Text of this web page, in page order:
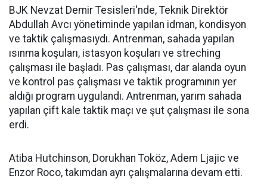
BJK Nevzat Demir Tesisleri'nde, Teknik Direktör
Abdullah Avcı yönetiminde yapılan idman, kondisyon
ve taktik çalışmasıydı. Antrenman, sahada yapılan
ısınma koşuları, istasyon koşuları ve streching
çalışması ile başladı. Pas çalışması, dar alanda oyun
ve kontrol pas çalışması ve taktik programının yer
aldığı program uygulandı. Antrenman, yarım sahada
yapılan çift kale taktik maçı ve şut çalışması ile sona
erdi.
Atiba Hutchinson, Dorukhan Toköz, Adem Ljajic ve
Enzor Roco, takımdan ayrı çalışmalarına devam etti.